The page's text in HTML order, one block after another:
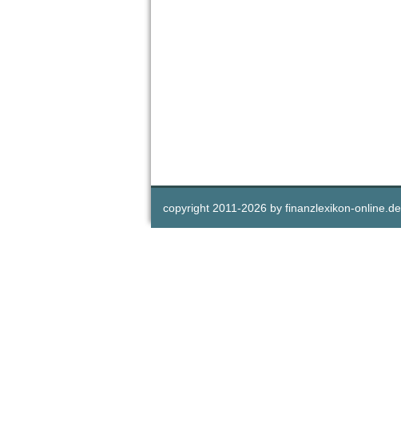
copyright 2011-2026 by finanzlexikon-online.de